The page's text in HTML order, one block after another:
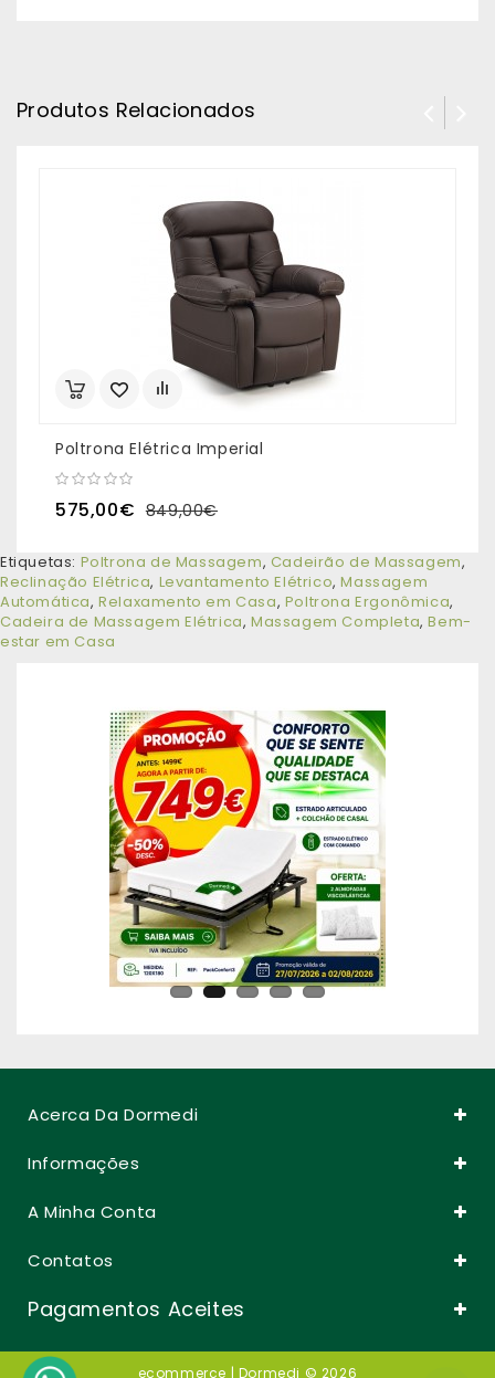
Produtos Relacionados
Poltrona Elétrica Imperial
575,00€ 849,00€
Etiquetas: Poltrona de Massagem, Cadeirão de Massagem,
Reclinação Elétrica, Levantamento Elétrico,Massagem
Automática,Relaxamento em Casa, Poltrona Ergonômica,
Cadeira de Massagem Elétrica,Massagem Completa,Bem-
estar em Casa
Acerca Da Dormedi
Informações
A Minha Conta
Contatos
Pagamentos Aceites
ecommerce | Dormedi © 2026